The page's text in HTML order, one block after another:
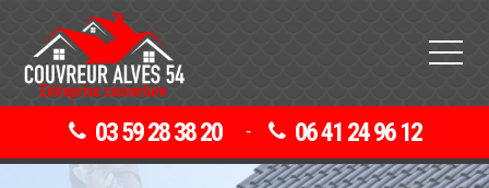
03 59 28 38 20 - 06 41 24 96 12